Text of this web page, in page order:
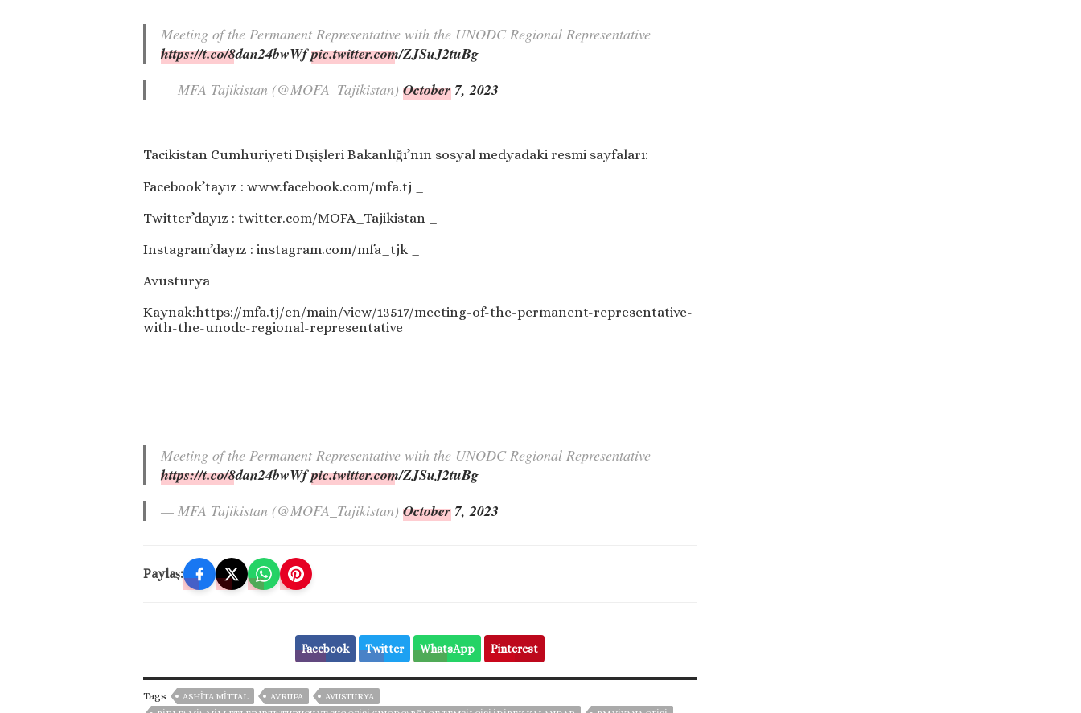
Meeting of the Permanent Representative with the UNODC Regional Representative
https://t.co/8dan24bwWf pic.twitter.com/ZJSuJ2tuBg
— MFA Tajikistan (@MOFA_Tajikistan) October 7, 2023
Tacikistan Cumhuriyeti Dışişleri Bakanlığı’nın sosyal medyadaki resmi sayfaları:
Facebook’tayız : www.facebook.com/mfa.tj _
Twitter’dayız : twitter.com/MOFA_Tajikistan _
Instagram’dayız : instagram.com/mfa_tjk _
Avusturya
Kaynak:https://mfa.tj/en/main/view/13517/meeting-of-the-permanent-representative-
with-the-unodc-regional-representative
Meeting of the Permanent Representative with the UNODC Regional Representative
https://t.co/8dan24bwWf pic.twitter.com/ZJSuJ2tuBg
— MFA Tajikistan (@MOFA_Tajikistan) October 7, 2023
Paylaş:
Facebook Twitter WhatsApp Pinterest
Tags ASHITA MITTAL AVRUPA
AVUSTURYA